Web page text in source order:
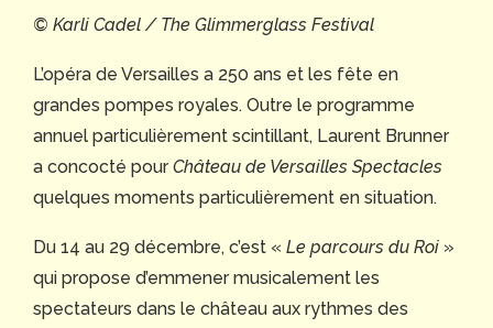
© Karli Cadel / The Glimmerglass Festival
L’opéra de Versailles a 250 ans et les fête en
grandes pompes royales. Outre le programme
annuel particulièrement scintillant, Laurent Brunner
a concocté pourChâteau de Versailles Spectacles
quelques moments particulièrement en situation.
Du 14 au 29 décembre, c’est « Le parcours du Roi »
qui propose d’emmener musicalement les
spectateurs dans le château aux rythmes des